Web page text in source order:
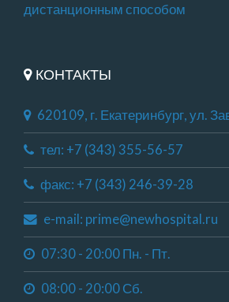
дистанционным способом
КОНТАКТЫ
620109, г. Екатеринбург, ул.
тел: +7 (343) 355-56-57
факс: +7 (343) 246-39-28
e-mail: prime@newhospital.ru
07:30 - 20:00 Пн. - Пт.
08:00 - 20:00 Сб.